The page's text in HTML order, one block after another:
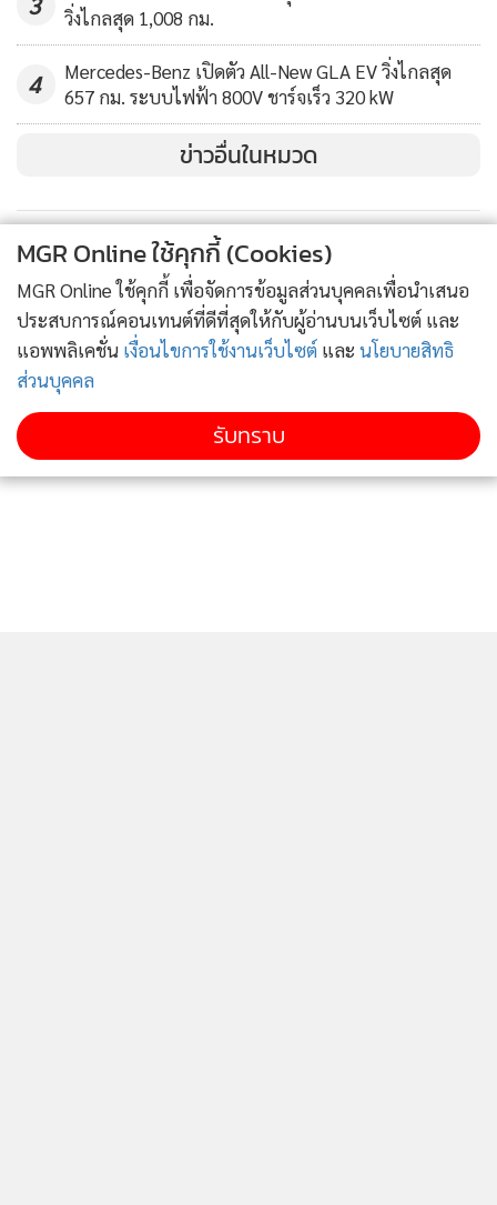
Orange Metallic ที่เป็นสีเฉพาะของรุ่นแอทลีท โดดเด่น สะกด
ทุกสายตา และภายในห้องโดยสารยังคงดีไซน์สปอร์ตด้วยการ
ตกแต่งทูโทนสีส้ม-ดำ
ระบบขับเคลื่อน 4 ล้อ “ซูเปอร์ซีเล็คต์ โฟร์วีลไดร์ฟ ทู” (Super
ควบคุมการขับเคลื่อนและสมดุลขณะเข้าโค้ง (Active Yaw
Control: AYC) และ 7 โหมดการขับขี่
ออล-นิว ไทรทัน แอทลีท ขับเคลื่อน 4 ล้อ (DOUBLE CAB
ATHLETE 4WD 2.4 AT) และ ออล-นิว ไทรทัน
ดับเบิ้ล แค็บ อัลตร้า ขับเคลื่อน 4 ล้อ เกียร์อัตโนมัติ (DOUBLE
CAB 2.4 ULTRA 4WD AT) พร้อมพาคุณไปให้สุดทุกสภาพถนน
ด้วยระบบขับเคลื่อน 4 ล้อ “ซูเปอร์ซีเล็คต์ โฟร์วีลไดร์ฟ ทู”
(Super Select 4WD II) อันเป็นเอกลักษณ์ของมิตซูบิชิ มอเตอร์ส
วิ่งไกลสุด 1,008 กม.
4
Mercedes-Benz เปิดตัว All-New GLA EV วิ่งไกลสุด
657 กม. ระบบไฟฟ้า 800V ชาร์จเร็ว 320 kW
ข่าวอื่นในหมวด
MGR Online ใช้คุกกี้ (Cookies)
MGR Online ใช้คุกกี้ เพื่อจัดการข้อมูลส่วนบุคคลเพื่อนำเสนอ
ประสบการณ์คอนเทนต์ที่ดีที่สุดให้กับผู้อ่านบนเว็บไซต์ และ
แอพพลิเคชั่น เงื่อนไขการใช้งานเว็บไซต์ และ นโยบายสิทธิ
ส่วนบุคคล
รับทราบ